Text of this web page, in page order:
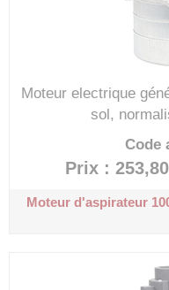
Moteur electrique
sol,
Code
Prix :
Moteur d'aspirateur